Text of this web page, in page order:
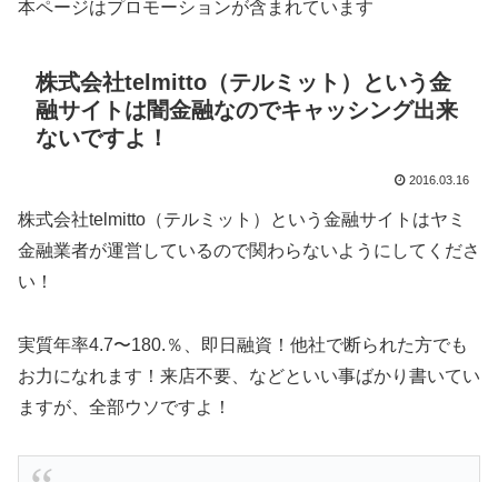
本ページはプロモーションが含まれています
株式会社telmitto（テルミット）という金
融サイトは闇金融なのでキャッシング出来
ないですよ！
2016.03.16
株式会社telmitto（テルミット）という金融サイトはヤミ
金融業者が運営しているので関わらないようにしてくださ
い！
実質年率4.7〜180.％、即日融資！他社で断られた方でも
お力になれます！来店不要、などといい事ばかり書いてい
ますが、全部ウソですよ！